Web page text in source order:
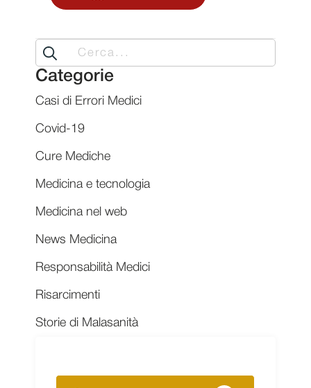
Search
for:
Categorie
Casi di Errori Medici
Covid-19
Cure Mediche
Medicina e tecnologia
Medicina nel web
News Medicina
Responsabilità Medici
Risarcimenti
Storie di Malasanità